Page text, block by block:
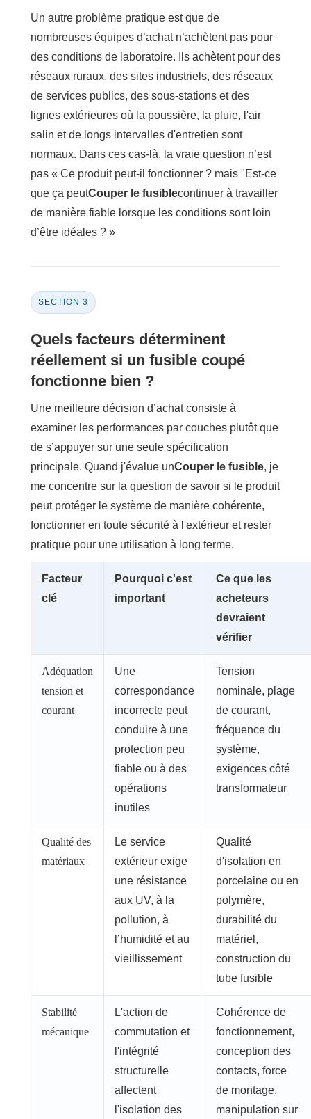
Un autre problème pratique est que de
nombreuses équipes d’achat n’achètent pas pour
des conditions de laboratoire. Ils achètent pour des
réseaux ruraux, des sites industriels, des réseaux
de services publics, des sous-stations et des
lignes extérieures où la poussière, la pluie, l'air
salin et de longs intervalles d'entretien sont
normaux. Dans ces cas-là, la vraie question n’est
pas « Ce produit peut-il fonctionner ? mais "Est-ce
que ça peutCouper le fusiblecontinuer à travailler
de manière fiable lorsque les conditions sont loin
d’être idéales ? »
SECTION 3
Quels facteurs déterminent
réellement si un fusible coupé
fonctionne bien ?
Une meilleure décision d’achat consiste à
examiner les performances par couches plutôt que
de s’appuyer sur une seule spécification
principale. Quand j'évalue unCouper le fusible, je
me concentre sur la question de savoir si le produit
peut protéger le système de manière cohérente,
fonctionner en toute sécurité à l'extérieur et rester
pratique pour une utilisation à long terme.
Facteur
clé
Pourquoi c'est
important
Ce que les
acheteurs
devraient
vérifier
Adéquation
tension et
courant
Une
correspondance
incorrecte peut
conduire à une
protection peu
fiable ou à des
opérations
inutiles
Tension
nominale, plage
de courant,
fréquence du
système,
exigences côté
transformateur
Qualité des
matériaux
Le service
extérieur exige
une résistance
aux UV, à la
pollution, à
l’humidité et au
vieillissement
Qualité
d'isolation en
porcelaine ou en
polymère,
durabilité du
matériel,
construction du
tube fusible
Stabilité
mécanique
L'action de
commutation et
l'intégrité
structurelle
affectent
l'isolation des
Cohérence de
fonctionnement,
conception des
contacts, force
de montage,
manipulation sur